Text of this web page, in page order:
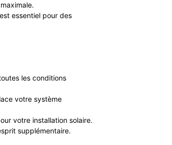
essentiel pour des
les conditions
votre système
votre installation solaire.
supplémentaire.